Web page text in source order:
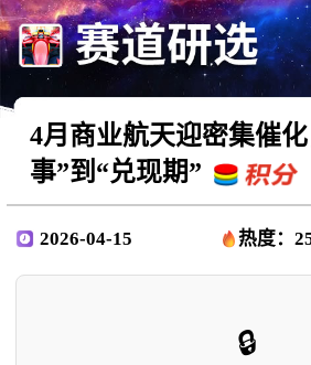
4月商业航天迎密集催
事”到“兑现期”
2026-04-15 热度：
🔒